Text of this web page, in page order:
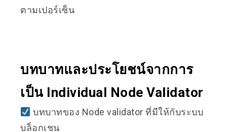
ตามเปอร์เซ็น
บทบาทและประโยชน์จากการ
เป็น Individual Node Validator
บทบาทของ Node validator ที่มีให้กับระบบ
บล็อกเชน